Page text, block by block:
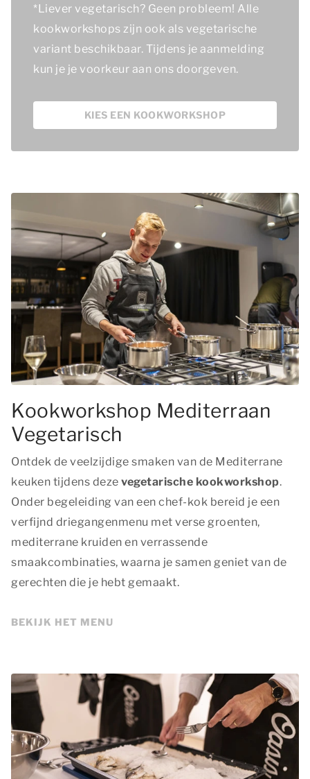
*Liever vegetarisch? Geen probleem! Alle
kookworkshops zijn ook als vegetarische
variant beschikbaar. Tijdens je aanmelding
kun je je voorkeur aan ons doorgeven.
KIES EEN KOOKWORKSHOP
Kookworkshop Mediterraan
Vegetarisch
Ontdek de veelzijdige smaken van de Mediterrane
keuken tijdens deze vegetarische kookworkshop.
Onder begeleiding van een chef-kok bereid je een
verfijnd driegangenmenu met verse groenten,
mediterrane kruiden en verrassende
smaakcombinaties, waarna je samen geniet van de
gerechten die je hebt gemaakt.
BEKIJK HET MENU